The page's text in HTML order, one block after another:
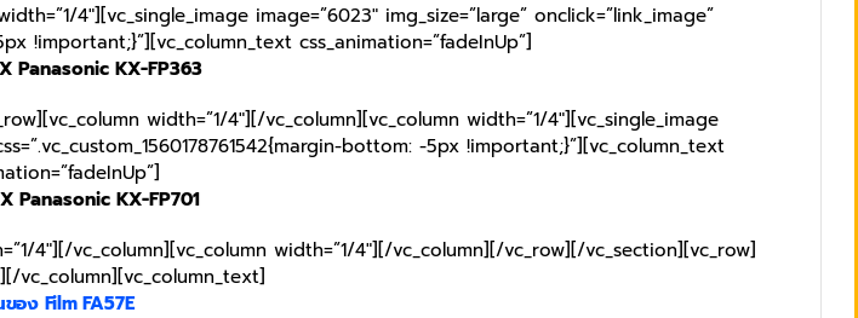
4″][vc_single_image image=”6023″ img_size=”large” onclick=”link_image”
!important;}”][vc_column_text css_animation=”fadeInUp”]
Panasonic KX-FP363
width=”1/4″][/vc_column][vc_column width=”1/4″][vc_single_image
bottom: -5px !important;}”][vc_column_text
Panasonic KX-FP701
4″][/vc_column][vc_column width=”1/4″][/vc_column][/vc_row][/vc_section][vc_row]
vc_column][vc_column_text]
อง Film FA57E